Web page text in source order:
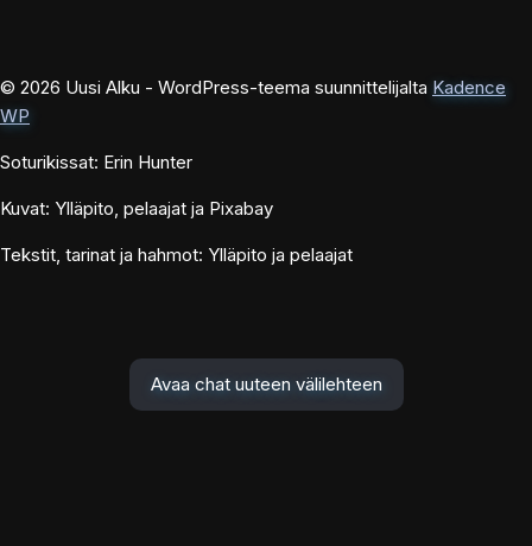
© 2026 Uusi Alku - WordPress-teema suunnittelijalta Kadence
WP
Soturikissat: Erin Hunter
Kuvat: Ylläpito, pelaajat ja Pixabay
Tekstit, tarinat ja hahmot: Ylläpito ja pelaajat
Avaa chat uuteen välilehteen